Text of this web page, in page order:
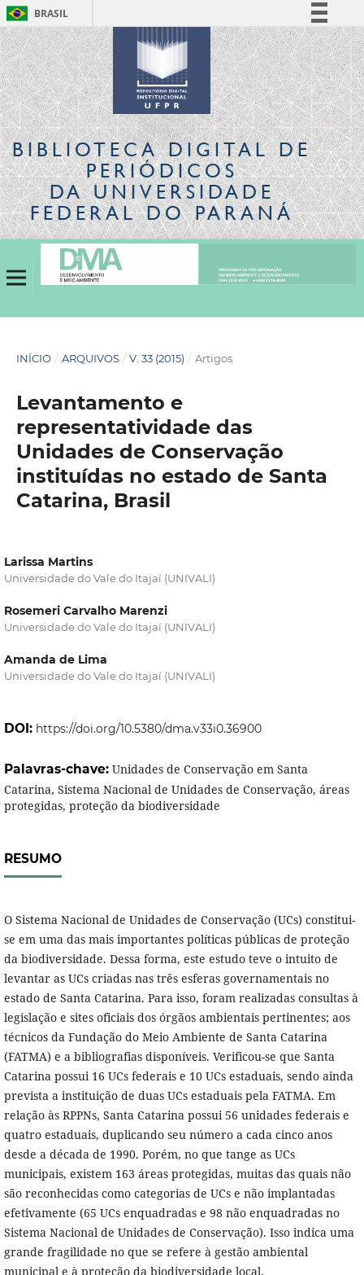
BRASIL
Simplifique!
Comunica BR
Participe
Acesso à informação
Legislação
Canais
BIBLIOTECA DIGITALDE
PERIÓDICOS
DA UNIVERSIDADE
FEDERAL DO PARANÁ
INÍCIO / ARQUIVOS / V. 33 (2015) / Artigos
Levantamento e
representatividade das
Unidades de Conservação
instituídas no estado de Santa
Catarina, Brasil
Larissa Martins
Universidade do Vale do Itajaí (UNIVALI)
Rosemeri Carvalho Marenzi
Universidade do Vale do Itajaí (UNIVALI)
Amanda de Lima
Universidade do Vale do Itajaí (UNIVALI)
DOI: https://doi.org/10.5380/dma.v33i0.36900
Palavras-chave: Unidades de Conservação em Santa
Catarina, Sistema Nacional de Unidades de Conservação, áreas
protegidas, proteção da biodiversidade
RESUMO
O Sistema Nacional de Unidades de Conservação (UCs) constitui-
se em uma das mais importantes políticas públicas de proteção
da biodiversidade. Dessa forma, este estudo teve o intuito de
levantar as UCs criadas nas três esferas governamentais no
estado de Santa Catarina. Para isso, foram realizadas consultas à
legislação e sites oficiais dos órgãos ambientais pertinentes; aos
técnicos da Fundação do Meio Ambiente de Santa Catarina
(FATMA) e a bibliografias disponíveis. Verificou-se que Santa
Catarina possui 16 UCs federais e 10 UCs estaduais, sendo ainda
prevista a instituição de duas UCs estaduais pela FATMA. Em
relação às RPPNs, Santa Catarina possui 56 unidades federais e
quatro estaduais, duplicando seu número a cada cinco anos
desde a década de 1990. Porém, no que tange as UCs
municipais, existem 163 áreas protegidas, muitas das quais não
são reconhecidas como categorias de UCs e não implantadas
efetivamente (65 UCs enquadradas e 98 não enquadradas no
Sistema Nacional de Unidades de Conservação). Isso indica uma
grande fragilidade no que se refere à gestão ambiental
municipal e à proteção da biodiversidade local.